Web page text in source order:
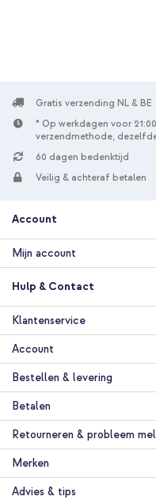
Gratis verzending NL & BE
* Op werkdagen voor
verzendmethode,
60 dagen bedenktijd
Veilig & achteraf betalen
Account
Mijn account
Hulp & Contact
Klantenservice
Account
Bestellen & levering
Betalen
Retourneren & probleem
Merken
Advies & tips